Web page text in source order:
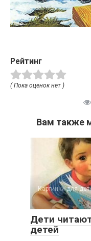
Рейтинг
( Пока оценок нет )
Вам также
Картинки для
Дети
детей